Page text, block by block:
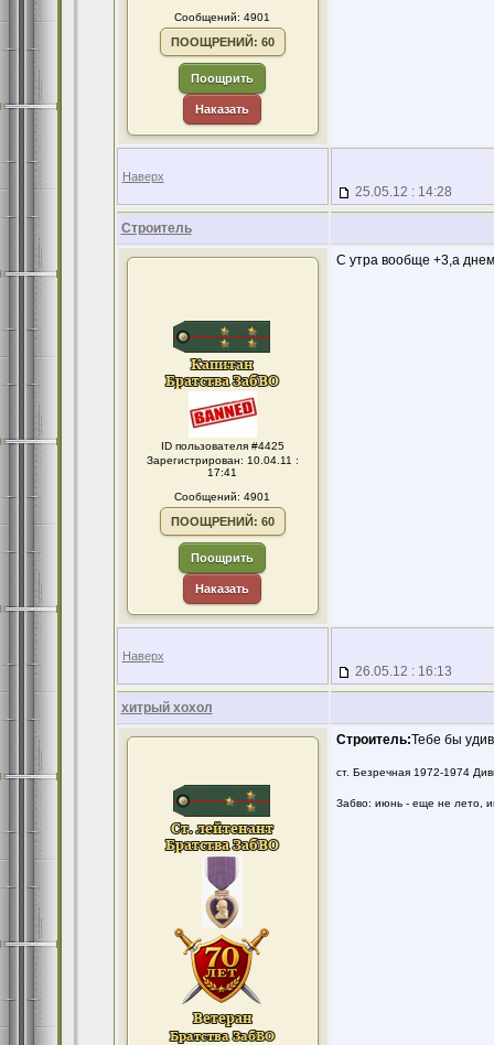
Сообщений: 4901
ПООЩРЕНИЙ: 60
Поощрить
Наказать
Наверх
25.05.12 : 14:28
Строитель
ID пользователя #4425
Зарегистрирован: 10.04.11 :
17:41
Сообщений: 4901
ПООЩРЕНИЙ: 60
Поощрить
Наказать
С утра вообще +3,а
Наверх
26.05.12 : 16:13
хитрый хохол
Строитель:Тебе бы
ст. Безречная 1972-1974
Забво: июнь - еще не лето,